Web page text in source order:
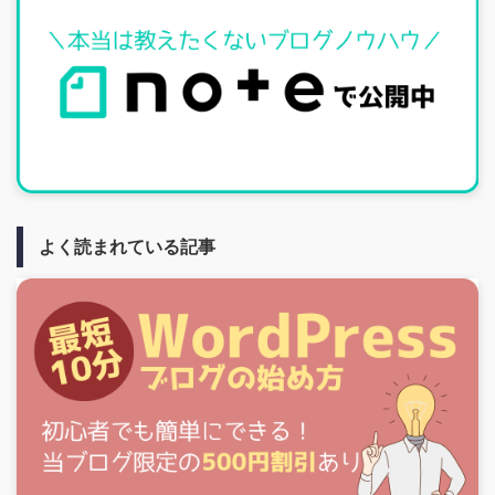
よく読まれている記事